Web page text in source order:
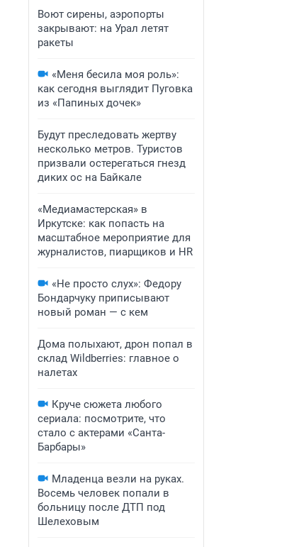
Воют сирены, аэропорты
закрывают: на Урал летят
ракеты
«Меня бесила моя роль»:
как сегодня выглядит Пуговка
из «Папиных дочек»
Будут преследовать жертву
несколько метров. Туристов
призвали остерегаться гнезд
диких ос на Байкале
«Медиамастерская» в
Иркутске: как попасть на
масштабное мероприятие для
журналистов, пиарщиков и HR
«Не просто слух»: Федору
Бондарчуку приписывают
новый роман — с кем
Дома полыхают, дрон попал в
склад Wildberries: главное о
налетах
Круче сюжета любого
сериала: посмотрите, что
стало с актерами «Санта-
Барбары»
Младенца везли на руках.
Восемь человек попали в
больницу после ДТП под
Шелеховым